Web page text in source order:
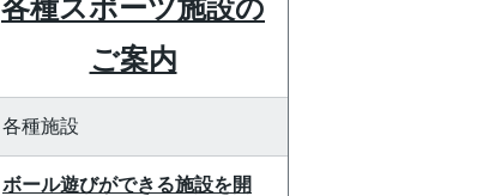
各種スポーツ施設の
ご案内
各種施設
ボール遊びができる施設を開